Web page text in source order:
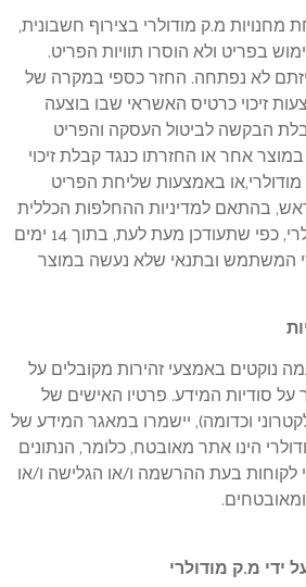
מ.ק מודולרי בצירוף חשבונית,
בפריט ולא הוסרו תוויות הפריט.
לא נפתחה. החזר כספי במקרה של
זיכוי כרטיס האשראי שבו בוצעה
14 יום מקבלת הבקשה לביטול העסקה והפריט
אחר או החזרתו כנגד קבלת זיכוי
באמצעות שליחת הפריט
בהתאם למדיניות ההחלפות הכללית
הנוהגת ברשת מ.ק מודולרי, כפי שתעודכן מעת לעת, בתוך 14 ימים
המשתמש ובתנאי שלא נעשה במוצר
נוקטים באמצעי זהירות מקובלים על
סודיות המידע. פרטיו האישים של
וכדומה), יישמרו במאגר המידע של
הינו אתר מאובטח, כלומר, הנתונים
לקוחות בעת ההרשמה ו/או הגלישה ו/או
ידי מ.ק מודולרי